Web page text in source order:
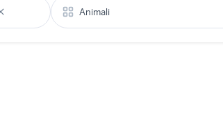
Animali